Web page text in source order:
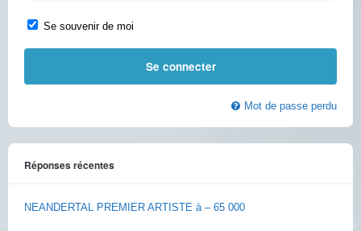
Se souvenir de moi
Mot de passe perdu
Réponses récentes
NEANDERTAL PREMIER ARTISTE à – 65 000